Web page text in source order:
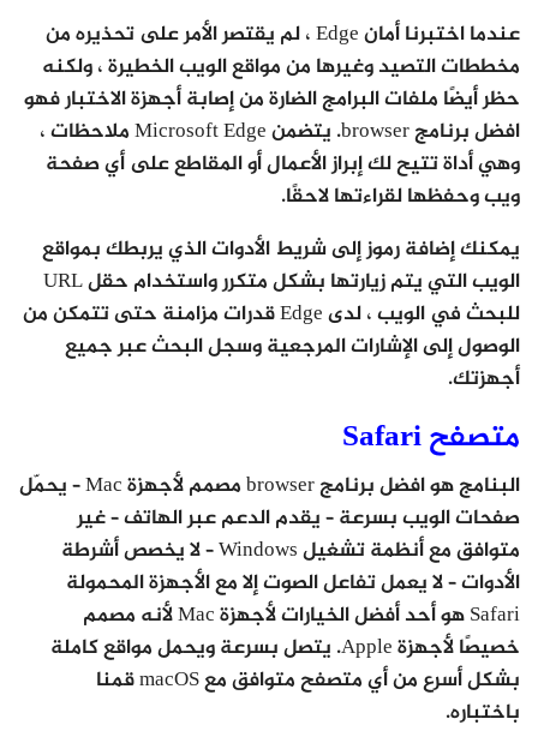
عندما اختبرنا أمان Edge ، لم يقتصر الأمر على تحذيره من
مخططات التصيد وغيرها من مواقع الويب الخطيرة ، ولكنه
حظر أيضًا ملفات البرامج الضارة من إصابة أجهزة الاختبار فهو
افضل برنامج browser. يتضمن Microsoft Edge ملاحظات ،
وهي أداة تتيح لك إبراز الأعمال أو المقاطع على أي صفحة
ويب وحفظها لقراءتها لاحقًا.
يمكنك إضافة رموز إلى شريط الأدوات الذي يربطك بمواقع
الويب التي يتم زيارتها بشكل متكرر واستخدام حقل URL
للبحث في الويب ، لدى Edge قدرات مزامنة حتى تتمكن من
الوصول إلى الإشارات المرجعية وسجل البحث عبر جميع
أجهزتك.
متصفح Safari
البنامج هو افضل برنامج browser مصمم لأجهزة Mac – يحمّل
صفحات الويب بسرعة – يقدم الدعم عبر الهاتف – غير
متوافق مع أنظمة تشغيل Windows – لا يخصص أشرطة
الأدوات – لا يعمل تفاعل الصوت إلا مع الأجهزة المحمولة
Safari هو أحد أفضل الخيارات لأجهزة Mac لأنه مصمم
خصيصًا لأجهزة Apple. يتصل بسرعة ويحمل مواقع كاملة
بشكل أسرع من أي متصفح متوافق مع macOS قمنا
باختباره.